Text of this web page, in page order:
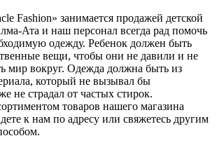
Fashion» занимается продажей детской
Ата и наш персонал всегда рад помочь
одежду. Ребенок должен быть
вещи, чтобы они не давили и не
мир вокруг. Одежда должна быть из
который не вызывал бы
не страдал от частых стирок.
товаров нашего магазина
к нам по адресу или свяжетесь другим